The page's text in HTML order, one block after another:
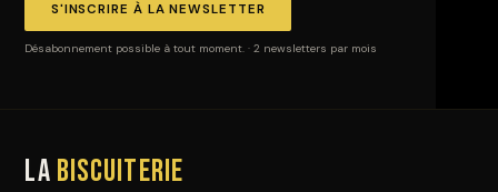
S'INSCRIRE À LA NEWSLETTER
Désabonnement possible à tout moment. · 2 newsletters par mois
La Biscuiterie